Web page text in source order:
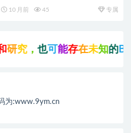
10 月前 45 专属
究，也可能存在未知的BU G
为:www.9ym.cn